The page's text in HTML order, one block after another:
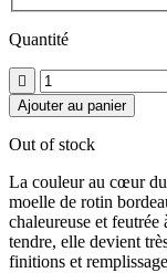
Quantité

Ajouter au panier
Out of stock
La couleur au cœur
moelle de rotin
chaleureuse et feutrée
tendre, elle devient
finitions et